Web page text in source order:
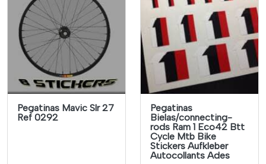
Pegatinas Mavic Slr 27
Ref 0292
Pegatinas
Bielas/connecting-
rods Ram 1 Eco42 Btt
Cycle Mtb Bike
Stickers Aufkleber
Autocollants Ades